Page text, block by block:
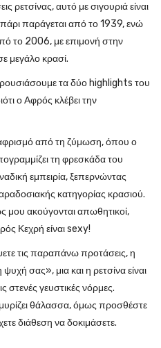
ρετσίνας, αυτό με σιγουριά είναι
παράγεται από το 1939, ενώ
το 2006, με επιμονή στην
μεγάλο κρασί.
τα δύο highlights του
ο Αφρός κλέβει την
αφρισμό από τη ζύμωση, όπου ο
τη φρεσκάδα του
εμπειρία, ξεπερνώντας
κατηγορίας κρασιού.
μου ακούγονται απωθητικοί,
Κεχρή είναι sexy!
τις παραπάνω προτάσεις, η
σας», μια και η ρετσίνα είναι
στενές γευστικές νόρμες.
θάλασσα, όμως προσθέστε
διάθεση να δοκιμάσετε.